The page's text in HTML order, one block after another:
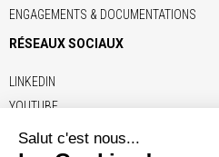
ENGAGEMENTS & DOCUMENTATIONS
RÉSEAUX SOCIAUX
LINKEDIN
YOUTUBE
LIENS